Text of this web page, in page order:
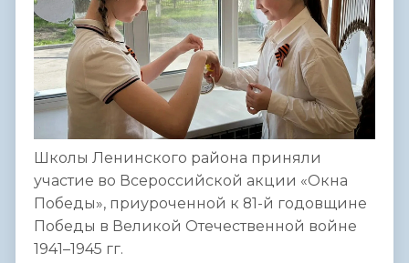
Школы Ленинского района приняли
участие во Всероссийской акции «Окна
Победы», приуроченной к 81-й годовщине
Победы в Великой Отечественной войне
1941–1945 гг.